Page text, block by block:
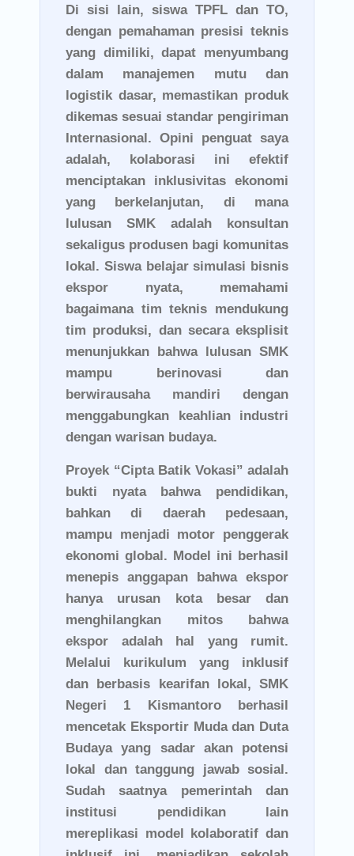
Di sisi lain, siswa TPFL dan TO,
dengan pemahaman presisi teknis
yang dimiliki, dapat menyumbang
dalam manajemen mutu dan
logistik dasar, memastikan produk
dikemas sesuai standar pengiriman
Internasional. Opini penguat saya
adalah, kolaborasi ini efektif
menciptakan inklusivitas ekonomi
yang berkelanjutan, di mana
lulusan SMK adalah konsultan
sekaligus produsen bagi komunitas
lokal. Siswa belajar simulasi bisnis
ekspor nyata, memahami
bagaimana tim teknis mendukung
tim produksi, dan secara eksplisit
menunjukkan bahwa lulusan SMK
mampu berinovasi dan
berwirausaha mandiri dengan
menggabungkan keahlian industri
dengan warisan budaya.
Proyek “Cipta Batik Vokasi” adalah
bukti nyata bahwa pendidikan,
bahkan di daerah pedesaan,
mampu menjadi motor penggerak
ekonomi global. Model ini berhasil
menepis anggapan bahwa ekspor
hanya urusan kota besar dan
menghilangkan mitos bahwa
ekspor adalah hal yang rumit.
Melalui kurikulum yang inklusif
dan berbasis kearifan lokal, SMK
Negeri 1 Kismantoro berhasil
mencetak Eksportir Muda dan Duta
Budaya yang sadar akan potensi
lokal dan tanggung jawab sosial.
Sudah saatnya pemerintah dan
institusi pendidikan lain
mereplikasi model kolaboratif dan